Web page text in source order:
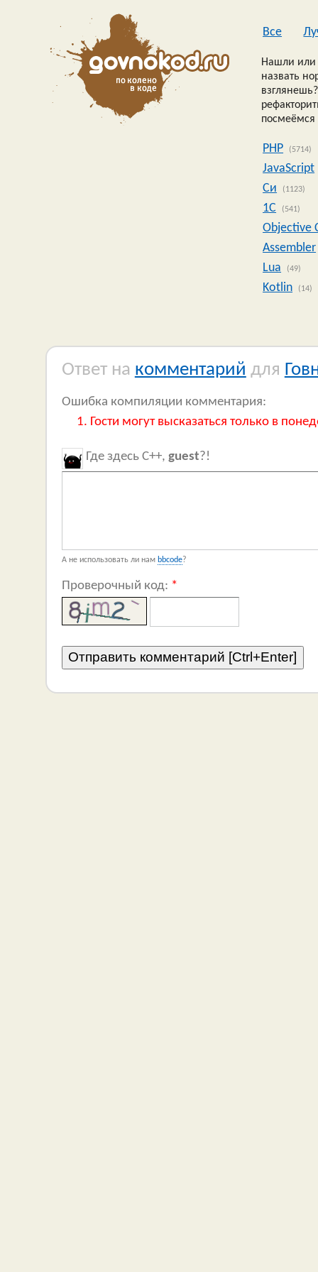
Все
Нашли или
назвать
посмеёмся
PHP (5714)
JavaScript
Си
(1123)
1C (541)
Objective
Assembler
Lua
(49)
Kotlin (14)
Ответ на комментарий для
Ошибка компиляции комментария:
Гости могут высказаться только в
Где здесь C++, guest?!
А не использовать ли нам bbcode?
Проверочный код: *